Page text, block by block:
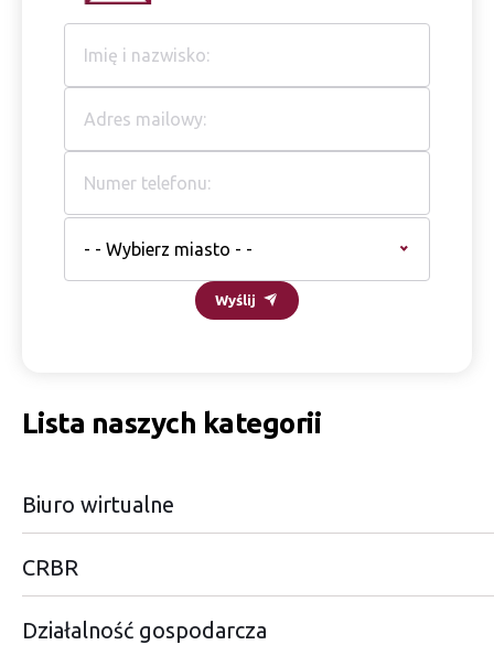
- - Wybierz miasto - -
Wyślij
Lista naszych kategorii
Biuro wirtualne
CRBR
Działalność gospodarcza